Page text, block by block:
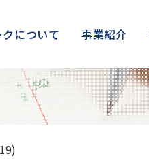
クについて 事業紹介